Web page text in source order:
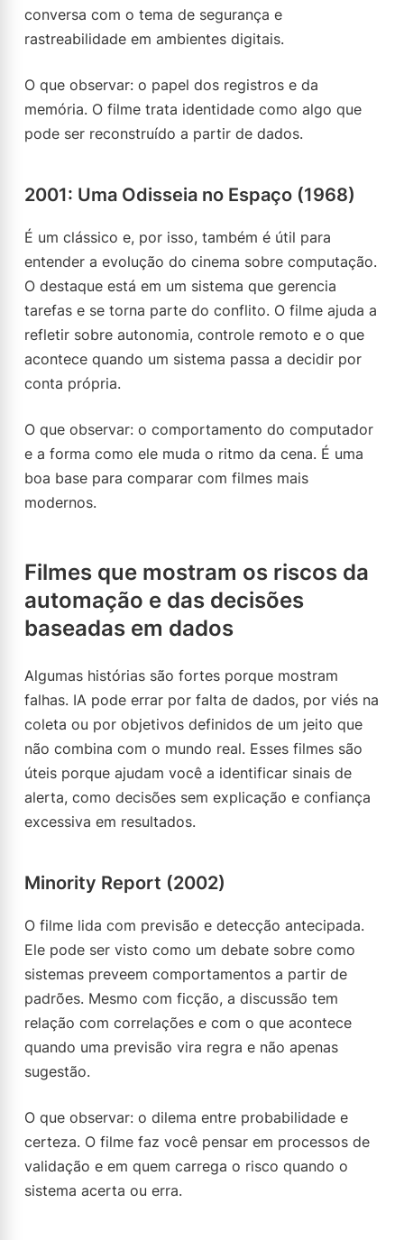
conversa com o tema de segurança e
rastreabilidade em ambientes digitais.
O que observar: o papel dos registros e da
memória. O filme trata identidade como algo que
pode ser reconstruído a partir de dados.
2001: Uma Odisseia no Espaço (1968)
É um clássico e, por isso, também é útil para
entender a evolução do cinema sobre computação.
O destaque está em um sistema que gerencia
tarefas e se torna parte do conflito. O filme ajuda a
refletir sobre autonomia, controle remoto e o que
acontece quando um sistema passa a decidir por
conta própria.
O que observar: o comportamento do computador
e a forma como ele muda o ritmo da cena. É uma
boa base para comparar com filmes mais
modernos.
Filmes que mostram os riscos da
automação e das decisões
baseadas em dados
Algumas histórias são fortes porque mostram
falhas. IA pode errar por falta de dados, por viés na
coleta ou por objetivos definidos de um jeito que
não combina com o mundo real. Esses filmes são
úteis porque ajudam você a identificar sinais de
alerta, como decisões sem explicação e confiança
excessiva em resultados.
Minority Report (2002)
O filme lida com previsão e detecção antecipada.
Ele pode ser visto como um debate sobre como
sistemas preveem comportamentos a partir de
padrões. Mesmo com ficção, a discussão tem
relação com correlações e com o que acontece
quando uma previsão vira regra e não apenas
sugestão.
O que observar: o dilema entre probabilidade e
certeza. O filme faz você pensar em processos de
validação e em quem carrega o risco quando o
sistema acerta ou erra.